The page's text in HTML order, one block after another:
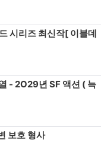
시리즈 최신작[ 이블데
- 2O29년 SF 액션 ( 늑
보호 형사